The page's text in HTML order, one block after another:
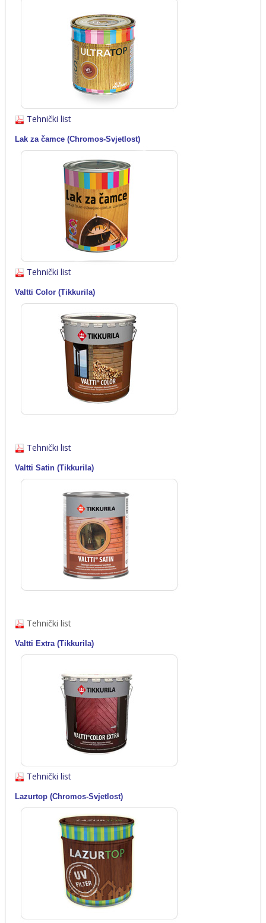
Tehnički list
Lak za čamce (Chromos-Svjetlost)
Tehnički list
Valtti Color (Tikkurila)
Tehnički list
Valtti Satin (Tikkurila)
Tehnički list
Valtti Extra (Tikkurila)
Tehnički list
Lazurtop (Chromos-Svjetlost)